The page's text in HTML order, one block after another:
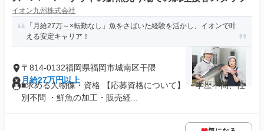
イオン九州株式会社
「月給27万～×転勤なし」魚をさばいた経験を活かし、イオンで叶
える安定キャリア！
〒814-0132福岡県福岡市城南区干隈
月給27万円以上
■求める人物像・資格 【応募資格について】 ・学歴不問、性
別不問 ・鮮魚の加工・販売経...